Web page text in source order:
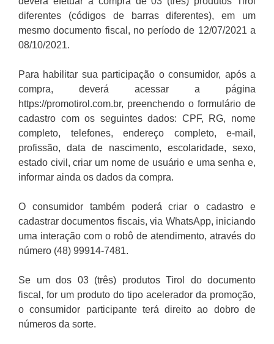
diferentes (códigos de barras diferentes), em um
mesmo documento fiscal, no período de 12/07/2021 a
08/10/2021.
Para habilitar sua participação o consumidor, após a
compra, deverá acessar a página
https://promotirol.com.br, preenchendo o formulário de
cadastro com os seguintes dados: CPF, RG, nome
completo, telefones, endereço completo, e-mail,
profissão, data de nascimento, escolaridade, sexo,
estado civil, criar um nome de usuário e uma senha e,
informar ainda os dados da compra.
O consumidor também poderá criar o cadastro e
cadastrar documentos fiscais, via WhatsApp, iniciando
uma interação com o robô de atendimento, através do
número (48) 99914-7481.
Se um dos 03 (três) produtos Tirol do documento
fiscal, for um produto do tipo acelerador da promoção,
o consumidor participante terá direito ao dobro de
números da sorte.